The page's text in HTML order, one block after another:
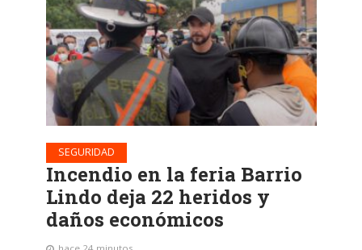
SEGURIDAD
Incendio en la feria Barrio
Lindo deja 22 heridos y
daños económicos